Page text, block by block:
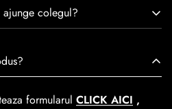
de încălțăminte Caspian
pricepuți, care aduc la
colegul?
lucratoare prin
formularul CLICK AICI ,